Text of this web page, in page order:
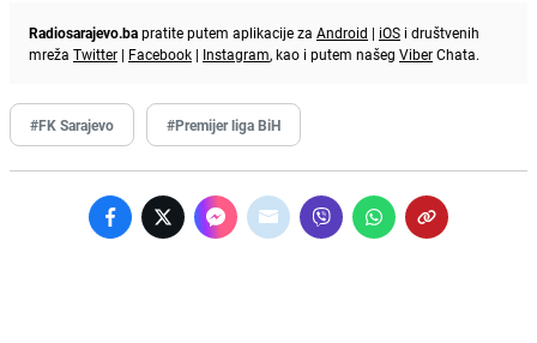
Radiosarajevo.bapratite putem aplikacije za Android | iOS i društvenih
mreža Twitter | Facebook | Instagram, kao i putem našeg ViberChata.
#FK Sarajevo #Premijer liga BiH